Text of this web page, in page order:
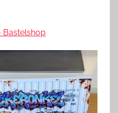
Bastelshop